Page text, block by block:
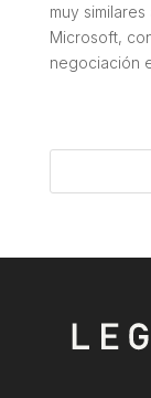
muy
Microsoft,
negociación